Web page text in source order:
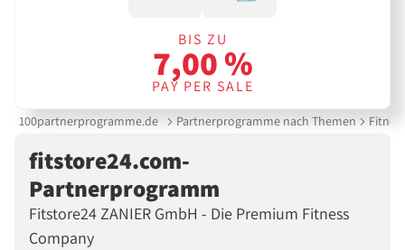
BIS ZU
7,00 %
PAY PER SALE
100partnerprogramme.de Partnerprogramme nach Themen
fitstore24.com-
Partnerprogramm
Fitstore24 ZANIER GmbH - Die Premium Fitness
Company